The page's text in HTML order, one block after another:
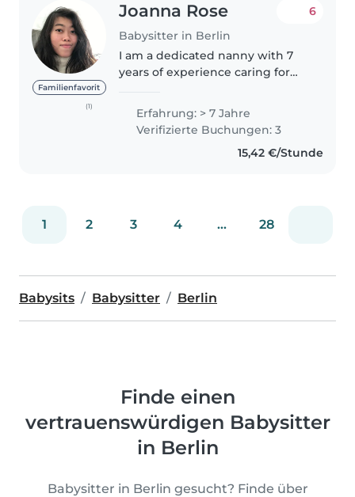
Familienfavorit
(1)
Joanna Rose
Babysitter in Berlin
6
I am a dedicated nanny with 7
years of experience caring for
to teenagers. I am responsible,
enthusiastic, and extremely
patient. In addition to English,..
Erfahrung: > 7 Jahre
Verifizierte Buchungen: 3
15,42 €/Stunde
1 2 3 4 ... 28
Babysits Babysitter Berlin
Finde einen
vertrauenswürdigen Babysitter
in Berlin
Babysitter in Berlin gesucht? Finde über